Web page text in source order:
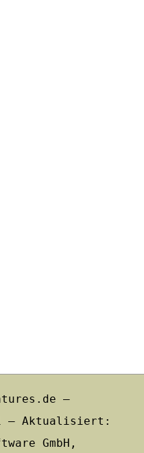
–
– Aktualisiert:
GmbH,